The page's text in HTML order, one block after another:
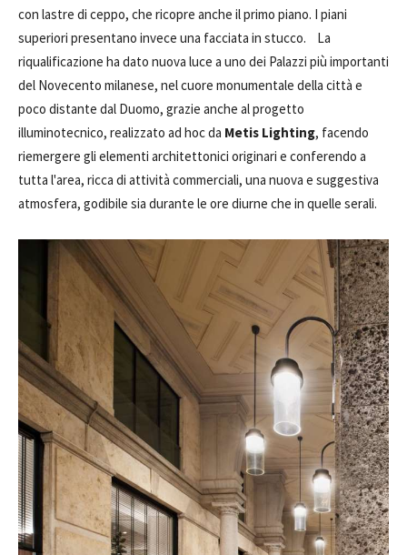
con lastre di ceppo, che ricopre anche il primo piano. I piani
superiori presentano invece una facciata in stucco. La
riqualificazione ha dato nuova luce a uno dei Palazzi più importanti
del Novecento milanese, nel cuore monumentale della città e
poco distante dal Duomo, grazie anche al progetto
illuminotecnico, realizzato ad hoc da Metis Lighting, facendo
riemergere gli elementi architettonici originari e conferendo a
tutta l'area, ricca di attività commerciali, una nuova e suggestiva
atmosfera, godibile sia durante le ore diurne che in quelle serali.